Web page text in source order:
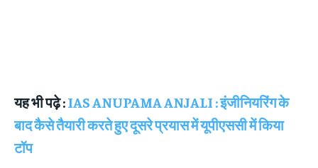
यह भी पढ़े :IAS ANUPAMA ANJALI : इंजीनियरिंग के
बाद कैसे तैयारी करते हुए दूसरे प्रयास में यूपीएससी में किया
टॉप